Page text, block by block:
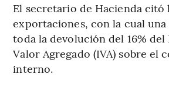
El secretario de Hacienda citó
exportaciones, con la cual
toda la devolución del 16%
Valor Agregado (IVA) sobre el
interno.